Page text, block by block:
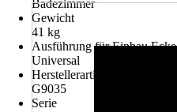
Badezimmer
Gewicht
41 kg
Ausführung für Einbau Ecke
Universal
Herstellerartikelnummer
G9035
Serie